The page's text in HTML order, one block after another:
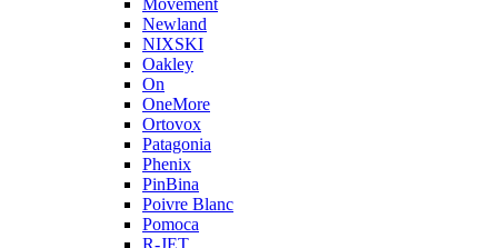
Movement
Newland
NIXSKI
Oakley
On
OneMore
Ortovox
Patagonia
Phenix
PinBina
Poivre Blanc
Pomoca
R-JET